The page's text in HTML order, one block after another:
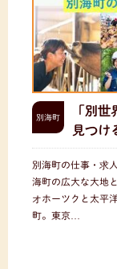
別海町
「別
見つけ
別海町の仕事・求
海町の広大な大地
オホーツクと太平
町。東京…